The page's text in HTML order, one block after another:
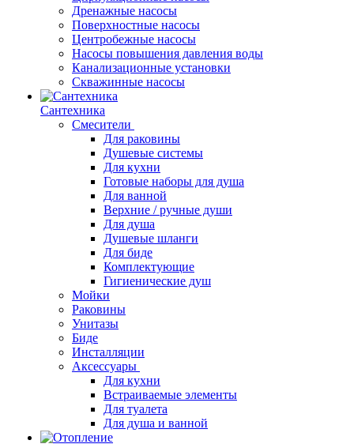
Дренажные насосы
Поверхностные насосы
Центробежные насосы
Насосы повышения давления воды
Канализационные установки
Скважинные насосы
Сантехника
Смесители
Для раковины
Душевые системы
Для кухни
Готовые наборы для душа
Для ванной
Верхние / ручные души
Для душа
Душевые шланги
Для биде
Комплектующие
Гигиенические душ
Мойки
Раковины
Унитазы
Биде
Инсталляции
Аксессуары
Для кухни
Встраиваемые элементы
Для туалета
Для душа и ванной